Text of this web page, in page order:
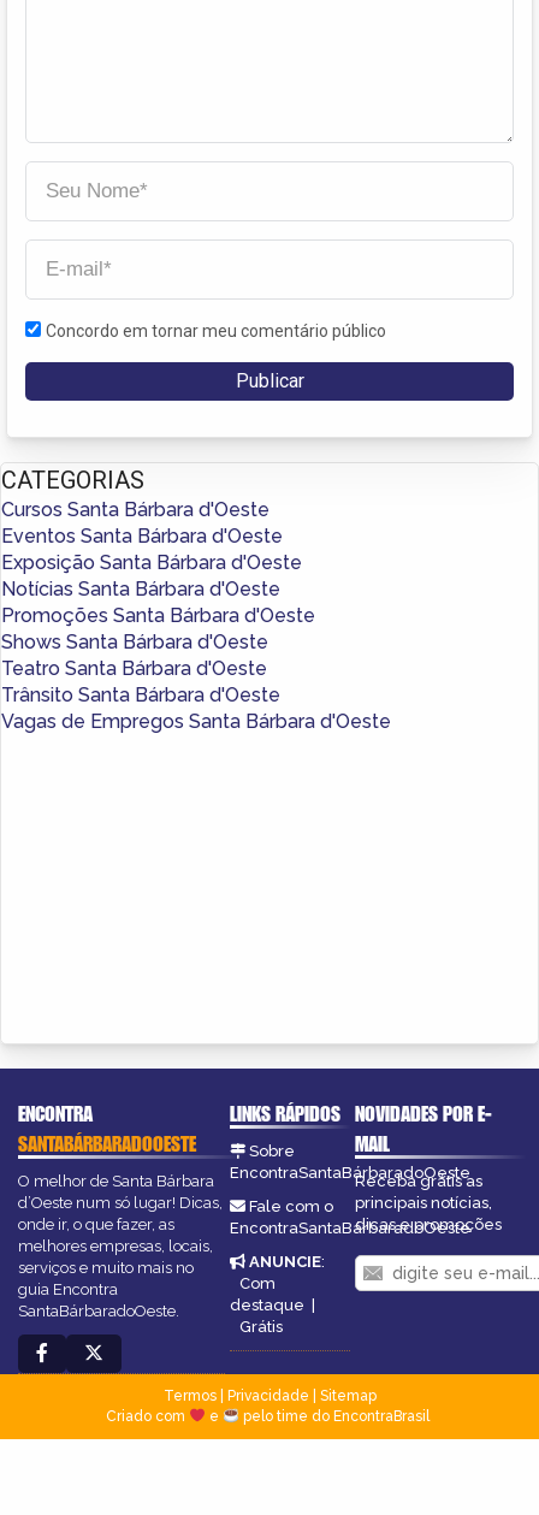
Concordo em tornar meu comentário público
CATEGORIAS
Cursos Santa Bárbara d'Oeste
Eventos Santa Bárbara d'Oeste
Exposição Santa Bárbara d'Oeste
Notícias Santa Bárbara d'Oeste
Promoções Santa Bárbara d'Oeste
Shows Santa Bárbara d'Oeste
Teatro Santa Bárbara d'Oeste
Trânsito Santa Bárbara d'Oeste
Vagas de Empregos Santa Bárbara d'Oeste
ENCONTRA
SANTABÁRBARADOOESTE
O melhor de Santa Bárbara
d’Oeste num só lugar! Dicas,
onde ir, o que fazer, as
melhores empresas, locais,
serviços e muito mais no
guia Encontra
SantaBárbaradoOeste.
LINKS RÁPIDOS
Sobre
EncontraSantaBárbaradoOeste
Fale com o
EncontraSantaBárbaradoOeste
ANUNCIE:
Com
destaque |
Grátis
NOVIDADES POR E-
MAIL
Receba grátis as
principais notícias,
dicas e promoções
Termos| Privacidade
Sitemap
Criado com
e pelo time do EncontraBrasil